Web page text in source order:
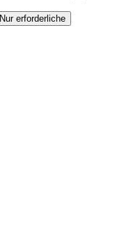
Nur erforderliche